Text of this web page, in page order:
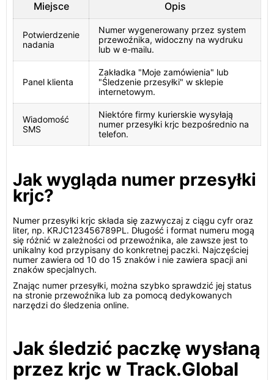
Miejsce Opis
Potwierdzenie
nadania
Numer wygenerowany przez system
przewoźnika, widoczny na wydruku
lub w e-mailu.
Panel klienta
Zakładka "Moje zamówienia" lub
"Śledzenie przesyłki" w sklepie
internetowym.
Wiadomość
SMS
Niektóre firmy kurierskie wysyłają
numer przesyłki krjc bezpośrednio na
telefon.
Jak wygląda numer przesyłki
krjc?
Numer przesyłki krjc składa się zazwyczaj z ciągu cyfr oraz
liter, np. KRJC123456789PL. Długość i format numeru mogą
się różnić w zależności od przewoźnika, ale zawsze jest to
unikalny kod przypisany do konkretnej paczki. Najczęściej
numer zawiera od 10 do 15 znaków i nie zawiera spacji ani
znaków specjalnych.
Znając numer przesyłki, można szybko sprawdzić jej status
na stronie przewoźnika lub za pomocą dedykowanych
narzędzi do śledzenia online.
Jak śledzić paczkę wysłaną
przez krjc w Track.Global